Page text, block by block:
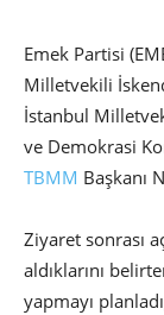
Emek Partisi
Milletvekili
İstanbul
ve Demokrasi
TBMM Başkanı
Ziyaret sonrası
aldıklarını
yapmayı